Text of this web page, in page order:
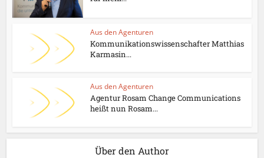
Aus den Agenturen
Kommunikationswissenschafter Matthias
Karmasin...
Aus den Agenturen
Agentur Rosam Change Communications
heißt nun Rosam...
Über den Author